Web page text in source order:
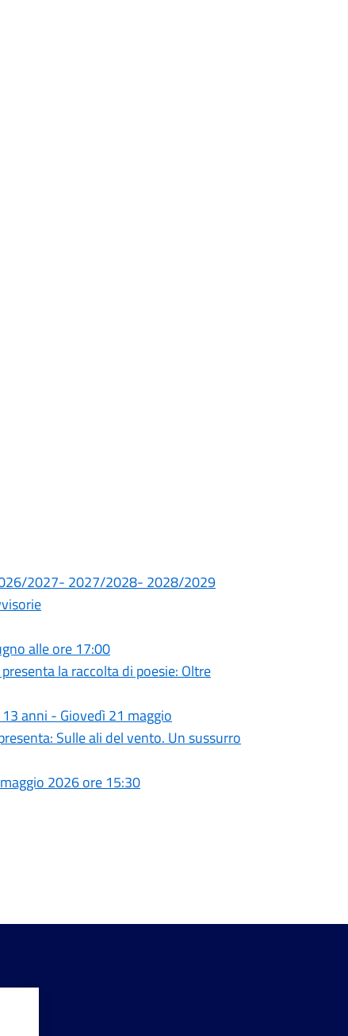
2027- 2027/2028- 2028/2029
alle ore 17:00
la raccolta di poesie: Oltre
anni - Giovedì 21 maggio
Sulle ali del vento. Un sussurro
2026 ore 15:30